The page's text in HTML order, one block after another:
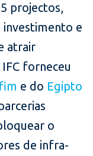
projectos,
investimento e
atrair
forneceu
e do Egipto
o
de infra-